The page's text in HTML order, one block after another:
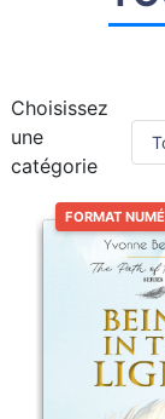
Choisissez
une
catégorie
FORMAT